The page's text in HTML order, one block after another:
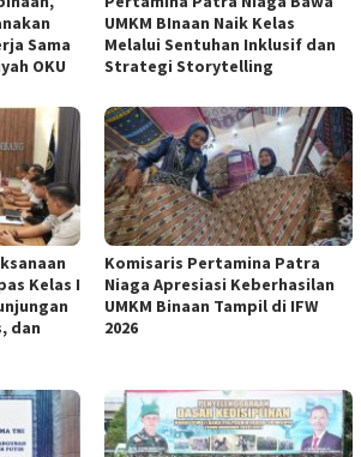
Sama
OKU
UMKM BInaan Naik Kelas
Melalui Sentuhan Inklusif dan
Strategi Storytelling
Kelas I
dan
Komisaris Pertamina Patra
Niaga Apresiasi Keberhasilan
UMKM Binaan Tampil di IFW
2026